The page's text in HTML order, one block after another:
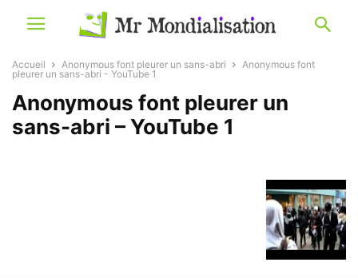
Accueil Anonymous font pleurer un sans-abri
Anonymous font
pleurer un sans-abri - YouTube 1
Anonymous font pleurer un
sans-abri – YouTube 1